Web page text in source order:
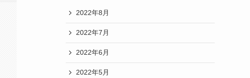
2022年8月
2022年7月
2022年6月
2022年5月